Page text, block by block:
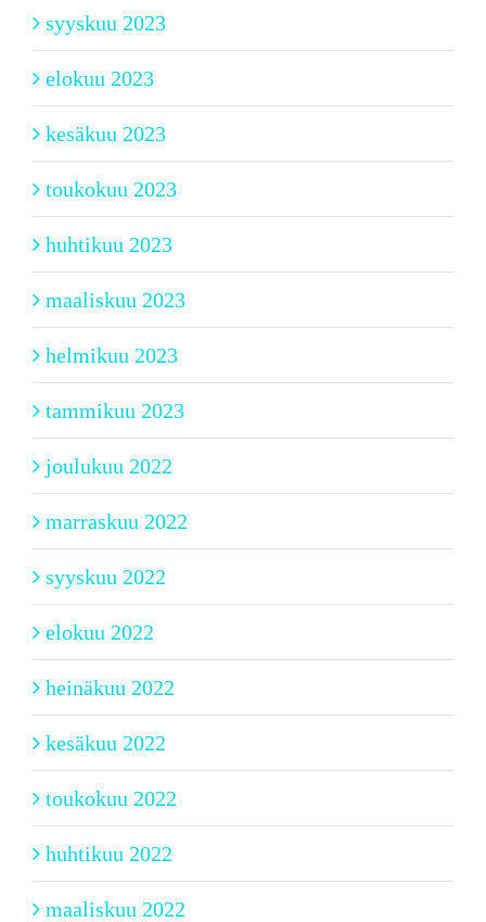
syyskuu 2023
elokuu 2023
kesäkuu 2023
toukokuu 2023
huhtikuu 2023
maaliskuu 2023
helmikuu 2023
tammikuu 2023
joulukuu 2022
marraskuu 2022
syyskuu 2022
elokuu 2022
heinäkuu 2022
kesäkuu 2022
toukokuu 2022
huhtikuu 2022
maaliskuu 2022